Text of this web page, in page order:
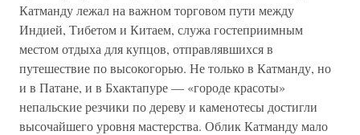
Катманду лежал на важном торговом пути между
Индией, Тибетом и Китаем, служа гостеприимным
местом отдыха для купцов, отправлявшихся в
путешествие по высокогорью. Не только в Катманду, но
и в Патане, и в Бхактапуре — «городе красоты»
непальские резчики по дереву и каменотесы достигли
высочайшего уровня мастерства. Облик Катманду мало